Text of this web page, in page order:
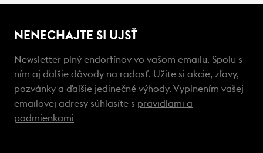
NENECHAJTE SI UJSŤ
Newsletter plný endorfínov vo vašom emailu. Spolu s
ním aj ďalšie dôvody na radosť. Užite si akcie, zľavy,
pozvánky a ďalšie jedinečné výhody. Vyplnením vašej
emailovej adresy súhlasíte s pravidlami a
podmienkami